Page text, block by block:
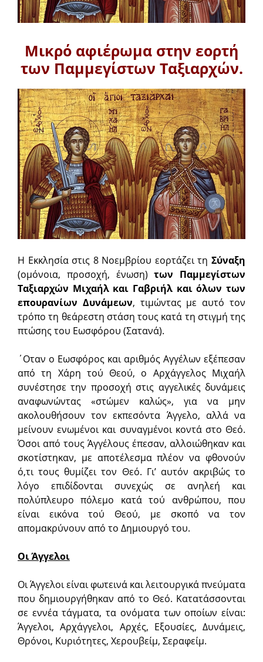
Μικρό αφιέρωμα στην εορτή
των Παμμεγίστων Ταξιαρχών.
Η Εκκλησία στις 8 Νοεμβρίου εορτάζει τη Σύναξη
(ομόνοια, προσοχή, ένωση)των Παμμεγίστων
Ταξιαρχών Μιχαήλ και Γαβριήλ και όλων των
επουρανίων Δυνάμεων, τιμώντας με αυτό τον
τρόπο τη θεάρεστη στάση τους κατά τη στιγμή της
πτώσης του Εωσφόρου (Σατανά).
΄Οταν ο Εωσφόρος και αριθμός Αγγέλων εξέπεσαν
από τη Χάρη τού Θεού, ο Αρχάγγελος Μιχαήλ
συνέστησε την προσοχή στις αγγελικές δυνάμεις
αναφωνώντας «στώμεν καλώς», για να μην
ακολουθήσουν τον εκπεσόντα Άγγελο, αλλά να
μείνουν ενωμένοι και συναγμένοι κοντά στο Θεό.
Όσοι από τους Άγγέλους έπεσαν, αλλοιώθηκαν και
σκοτίστηκαν, με αποτέλεσμα πλέον να φθονούν
ό,τι τους θυμίζει τον Θεό. Γι’ αυτόν ακριβώς το
λόγο επιδίδονται συνεχώς σε ανηλεή και
πολύπλευρο πόλεμο κατά τού ανθρώπου, που
είναι εικόνα τού Θεού, με σκοπό να τον
απομακρύνουν από το Δημιουργό του.
Οι Άγγελοι
Οι Άγγελοι είναι φωτεινά και λειτουργικά πνεύματα
που δημιουργήθηκαν από το Θεό. Κατατάσσονται
σε εννέα τάγματα, τα ονόματα των οποίων είναι:
Άγγελοι, Αρχάγγελοι, Αρχές, Εξουσίες, Δυνάμεις,
Θρόνοι, Κυριότητες, Χερουβείμ, Σεραφείμ.